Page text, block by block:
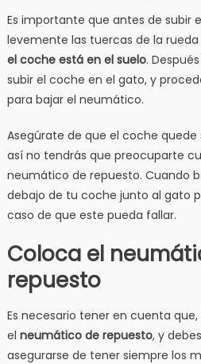
Es importante que antes de subir
levemente las tuercas de la rueda
el coche está en el suelo.
subir el coche en el gato, y
para bajar el neumático.
Asegúrate de que el coche quede
así no tendrás que preocuparte
neumático de repuesto. Cuando
debajo de tu coche junto al gato
caso de que este pueda fallar.
Coloca el
repuesto
Es necesario tener en cuenta
el neumático de repuesto, y
asegurarse de tener siempre los